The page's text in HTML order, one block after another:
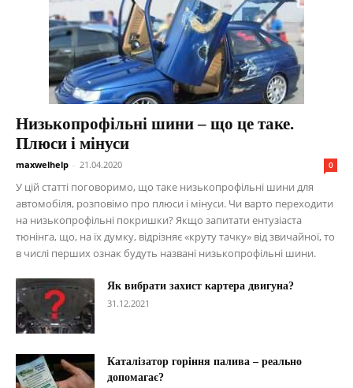
Низькопрофільні шини – що це таке.
Плюси і мінуси
maxwelhelp - 21.04.2020 0
У цій статті поговоримо, що таке низькопрофільні шини для
автомобіля, розповімо про плюси і мінуси. Чи варто переходити
на низькопрофільні покришки? Якщо запитати ентузіаста
тюнінга, що, на їх думку, відрізняє «круту тачку» від звичайної, то
в числі перших ознак будуть названі низькопрофільні шини.
Як вибрати захист картера двигуна?
31.12.2021
Каталізатор горіння палива – реально
допомагає?